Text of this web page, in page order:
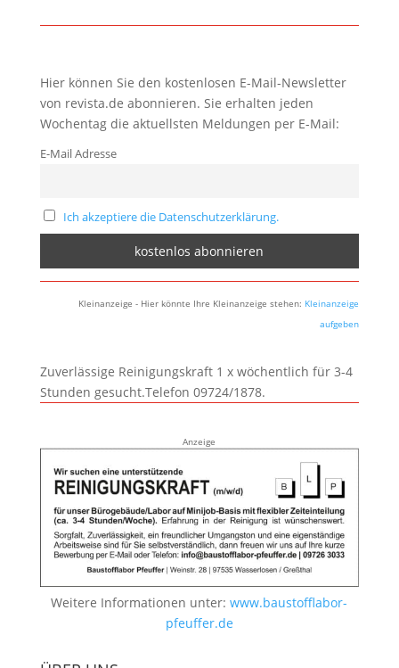
Hier können Sie den kostenlosen E-Mail-Newsletter
von revista.de abonnieren. Sie erhalten jeden
Wochentag die aktuellsten Meldungen per E-Mail:
E-Mail Adresse
Ich akzeptiere die Datenschutzerklärung.
Kleinanzeige - Hier könnte Ihre Kleinanzeige stehen: Kleinanzeige
aufgeben
Zuverlässige Reinigungskraft 1 x wöchentlich für 3-4
Stunden gesucht.Telefon 09724/1878.
Anzeige
Weitere Informationen unter:www.baustofflabor-
pfeuffer.de